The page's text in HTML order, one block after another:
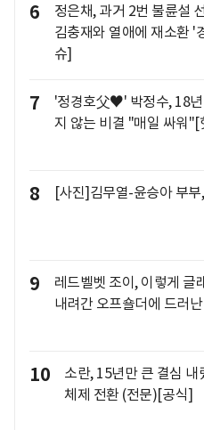
6
정은채, 과거 2번 불륜설
김충재와 열애에 재소환 '
슈]
7
'정경호父♥' 박정수, 18년
지 않는 비결 "매일 싸워"[
8 [사진]김무열-윤승아 부
9
레드벨벳 조이, 이렇게 글
내려간 오프숄더에 드러
10
소란, 15년만 큰 결심 내
체제 전환 (전문)[공식]